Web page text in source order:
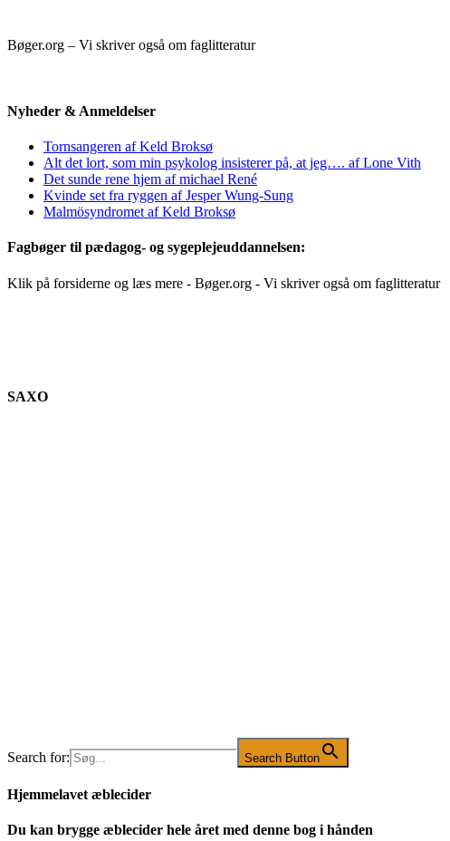
Bøger.org – Vi skriver også om faglitteratur
Nyheder & Anmeldelser
Tornsangeren af Keld Broksø
Alt det lort, som min psykolog insisterer på, at jeg…. af Lone Vith
Det sunde rene hjem af michael René
Kvinde set fra ryggen af Jesper Wung-Sung
Malmösyndromet af Keld Broksø
Fagbøger til pædagog- og sygeplejeuddannelsen:
Klik på forsiderne og læs mere - Bøger.org - Vi skriver også om faglitteratur
SAXO
Search for: Search Button
Hjemmelavet æblecider
Du kan brygge æblecider hele året med denne bog i hånden